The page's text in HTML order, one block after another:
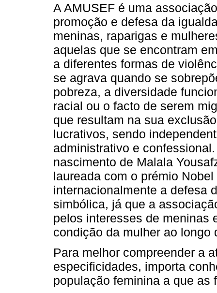
A AMUSEF é uma
promoção e defesa da
meninas, raparigas e
aquelas que se encontram
a diferentes formas de
se agrava quando se
pobreza, a diversidade
racial ou o facto de serem
que resultam na sua
lucrativos, sendo
administrativo e
nascimento de Malala
laureada com o prémio
internacionalmente a defesa
simbólica, já que a
pelos interesses de meninas
condição da mulher ao longo
Para melhor compreender a
especificidades, importa
população feminina a que as